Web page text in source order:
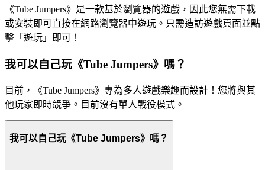
《Tube Jumpers》是一款基於瀏覽器的遊戲，因此您無需下載
或安裝即可直接在網路瀏覽器中遊玩。只需造訪遊戲頁面並點
擊「遊玩」即可！
我可以自己玩《Tube Jumpers》嗎？
目前，《Tube Jumpers》專為多人遊戲樂趣而設計！您將與其
他玩家即時競爭。目前沒有單人戰役模式。
我可以自己玩《Tube Jumpers》嗎？